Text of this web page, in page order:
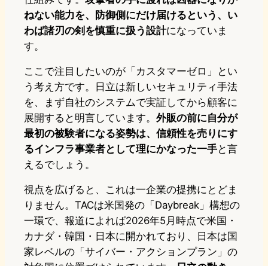
ねない能力を、防御側にだけ届けるという、い
わば諸刃の剣を慎重に扱う設計になっていま
す。
ここで注目したいのが「カスタマーゼロ」とい
う考え方です。日立は新しいセキュリティ手法
を、まず自社のシステムで実証してから顧客に
展開すると明言しています。 外販の前に自分が
最初の被験者になる姿勢は、信頼性を売りにす
るインフラ事業者として理にかなった一手と言
えるでしょう。
視点を広げると、これは一企業の提携にとどま
りません。TACは米国発の「Daybreak」構想の
一環で、報道によれば2026年5月時点で米国・
カナダ・韓国・日本に開かれており、日本は国
家レベルの「サイバー・アクションプラン」の